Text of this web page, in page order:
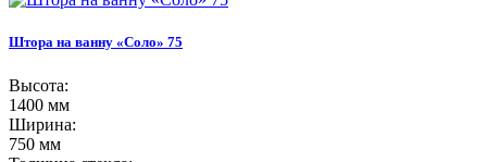
Штора на ванну «Соло» 75
Высота:
1400 мм
Ширина:
750 мм